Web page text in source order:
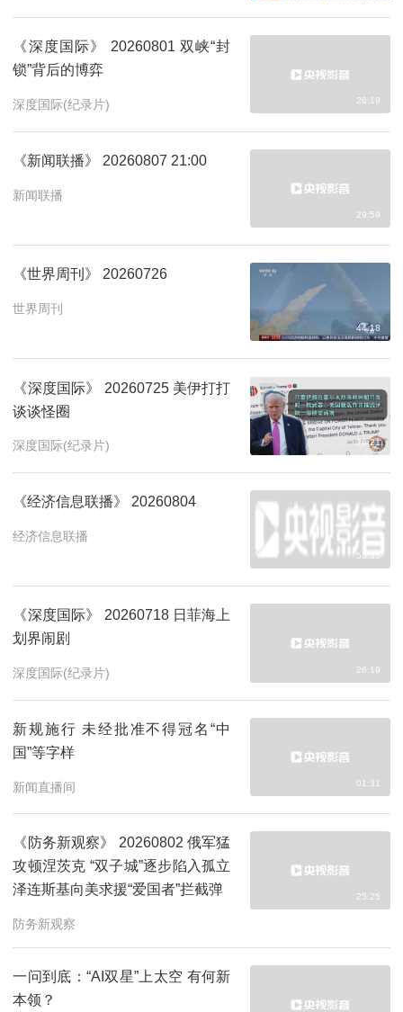
《深度国际》 20260801 双峡“封
锁”背后的博弈
深度国际(纪录片) 26:19
《新闻联播》 20260807 21:00
新闻联播
29:59
《世界周刊》 20260726
世界周刊
44:18
《深度国际》 20260725 美伊打打
谈谈怪圈
深度国际(纪录片) 26:21
《经济信息联播》 20260804
经济信息联播
53:35
《深度国际》 20260718 日菲海上
划界闹剧
深度国际(纪录片) 26:19
新规施行 未经批准不得冠名“中
国”等字样
新闻直播间 01:31
《防务新观察》 20260802 俄军猛
攻顿涅茨克 “双子城”逐步陷入孤立
泽连斯基向美求援“爱国者”拦截弹
防务新观察
25:25
一问到底：“AI双星”上太空 有何新
本领？